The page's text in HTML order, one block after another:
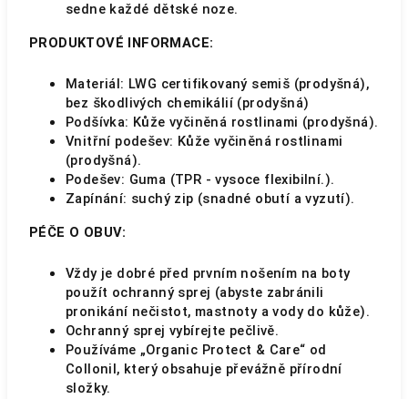
sedne každé dětské noze.
PRODUKTOVÉ INFORMACE:
Materiál: LWG certifikovaný semiš (prodyšná),
bez škodlivých chemikálií (prodyšná)
Podšívka: Kůže vyčiněná rostlinami (prodyšná).
Vnitřní podešev: Kůže vyčiněná rostlinami
(prodyšná).
Podešev: Guma (TPR - vysoce flexibilní.).
Zapínání: suchý zip (snadné obutí a vyzutí).
PÉČE O OBUV:
Vždy je dobré před prvním nošením na boty
použít ochranný sprej (abyste zabránili
pronikání nečistot, mastnoty a vody do kůže).
Ochranný sprej vybírejte pečlivě.
Používáme „Organic Protect & Care“ od
Collonil, který obsahuje převážně přírodní
složky.